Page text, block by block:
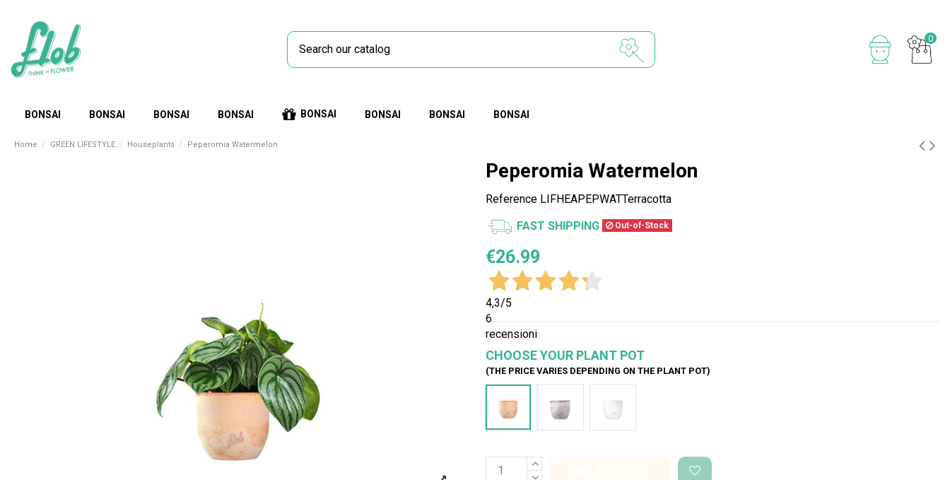
0
BONSAI BONSAI BONSAI BONSAI BONSAI BONSAI BONSAI BONSAI
Home GREEN LIFESTYLE Houseplants Peperomia Watermelon
Peperomia Watermelon
Reference LIFHEAPEPWATTerracotta
FAST SHIPPING Out-of-Stock
€26.99
4,3/5
6
recensioni
CHOOSE YOUR PLANT POT
(THE PRICE VARIES DEPENDING ON THE PLANT POT)